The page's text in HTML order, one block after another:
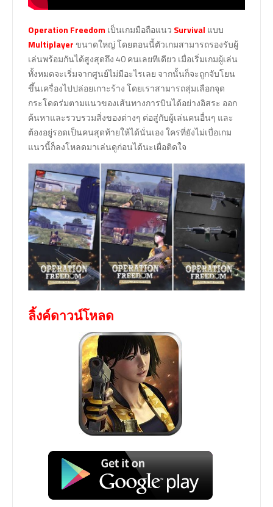
Operation Freedomเป็นเกมมือถือแนว Survival แบบ
Multiplayerขนาดใหญ่ โดยตอนนี้ตัวเกมสามารถรองรับผู้
เล่นพร้อมกันได้สูงสุดถึง 40 คนเลยทีเดียว เมื่อเริ่มเกมผู้เล่น
ทั้งหมดจะเริ่มจากศูนย์ไม่มีอะไรเลย จากนั้นก็จะถูกจับโยน
ขึ้นเครื่องไปปล่อยเกาะร้าง โดยเราสามารถสุ่มเลือกจุด
กระโดดร่มตามแนวของเส้นทางการบินได้อย่างอิสระ ออก
ค้นหาและรวบรวมสิ่งของต่างๆ ต่อสู่กับผู้เล่นคนอื่นๆ และ
ต้องอยู่รอดเป็นคนสุดท้ายให้ได้นั่นเอง ใครที่ยังไม่เบื่อเกม
แนวนี้ก็ลงโหลดมาเล่นดูก่อนได้นะเผื่อติดใจ
ลิ้งค์ดาวน์โหลด